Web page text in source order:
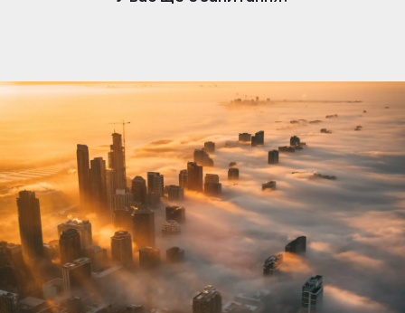
нерухомості. Коли вам подобається оголошення,
Щоб відповісти та зв’язатися з потенційними
покупцями чи орендарями, переконайтеся, що
ваша підписка активна.